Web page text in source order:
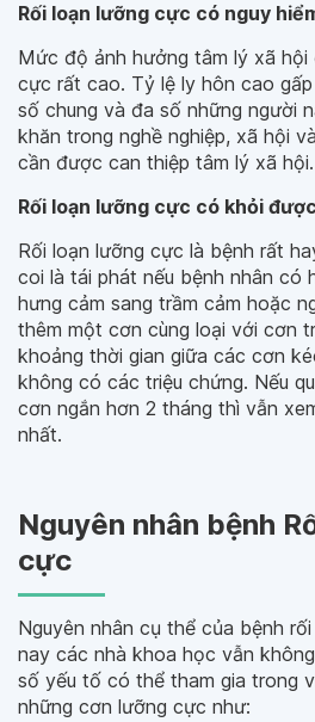
Rối loạn lưỡng cực có nguy
Mức độ ảnh hưởng tâm lý xã hội
cực rất cao. Tỷ lệ ly hôn cao
số chung và đa số những người
khăn trong nghề nghiệp, xã hội
cần được can thiệp tâm lý xã hội.
Rối loạn lưỡng cực có khỏi
Rối loạn lưỡng cực là bệnh rất
coi là tái phát nếu bệnh nhân có
hưng cảm sang trầm cảm hoặc
thêm một cơn cùng loại với cơn
khoảng thời gian giữa các cơn
không có các triệu chứng. Nếu
cơn ngắn hơn 2 tháng thì vẫn
nhất.
Nguyên nhân bệnh
cực
Nguyên nhân cụ thể của bệnh
nay các nhà khoa học vẫn
số yếu tố có thể tham gia trong
những cơn lưỡng cực như: